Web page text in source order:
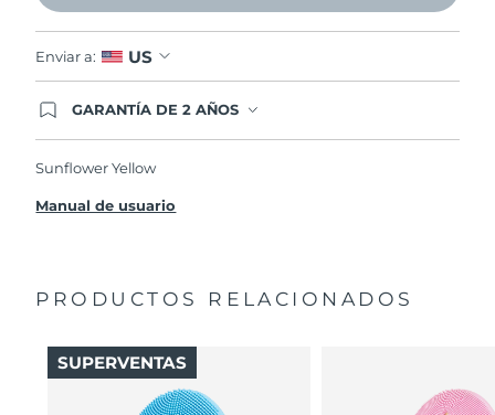
Enviar a: US
GARANTÍA DE 2 AÑOS
de tener algún problema durante los 2 años
producto sin cargo alguno.
Sunflower Yellow
Manual de usuario
PRODUCTOS RELACIONADOS
SUPERVENTAS